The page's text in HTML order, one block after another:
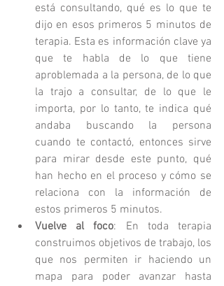
está consultando, qué es lo que te
dijo en esos primeros 5 minutos de
terapia. Esta es información clave ya
que te habla de lo que tiene
aproblemada a la persona, de lo que
la trajo a consultar, de lo que le
importa, por lo tanto, te indica qué
andaba buscando la persona
cuando te contactó, entonces sirve
para mirar desde este punto, qué
han hecho en el proceso y cómo se
relaciona con la información de
estos primeros 5 minutos.
Vuelve al foco: En toda terapia
construimos objetivos de trabajo, los
que nos permiten ir haciendo un
mapa para poder avanzar hasta